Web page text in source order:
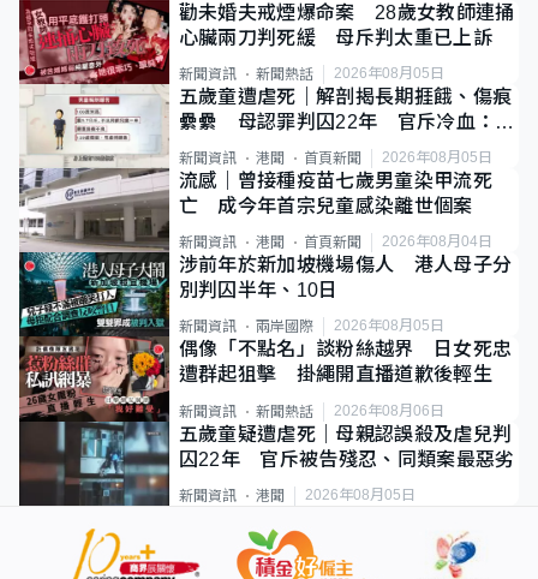
勸未婚夫戒煙爆命案 28歲女教師連捅
心臟兩刀判死緩 母斥判太重已上訴
新聞資訊 新聞熱話 2026年08月05日
五歲童遭虐死｜解剖揭長期捱餓、傷痕
纍纍 母認罪判囚22年 官斥冷血：同
類案最惡劣
新聞資訊 港聞 首頁新聞 2026年08月05日
流感｜曾接種疫苗七歲男童染甲流死
亡 成今年首宗兒童感染離世個案
新聞資訊 港聞 首頁新聞 2026年08月04日
涉前年於新加坡機場傷人 港人母子分
別判囚半年、10日
新聞資訊 兩岸國際 2026年08月05日
偶像「不點名」談粉絲越界 日女死忠
遭群起狙擊 掛繩開直播道歉後輕生
新聞資訊 新聞熱話 2026年08月06日
五歲童疑遭虐死｜母親認誤殺及虐兒判
囚22年 官斥被告殘忍、同類案最惡劣
新聞資訊 港聞 2026年08月05日